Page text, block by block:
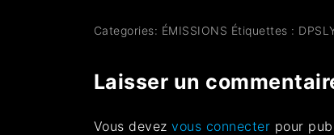
Categories: ÉMISSIONS Étiquettes :
Laisser un
Vous devezvous connecter pour